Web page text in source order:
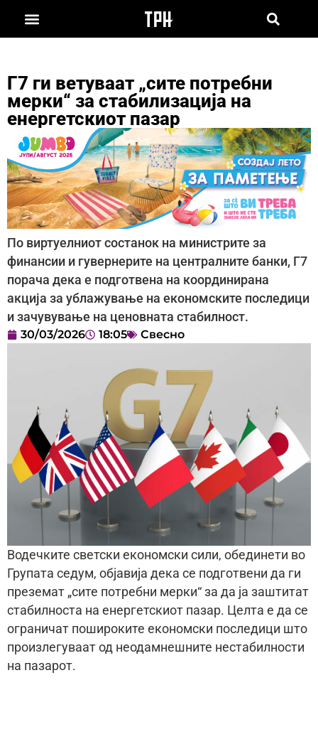
Г7 ги ветуваат „сите потребни
мерки“ за стабилизација на
енергетскиот пазар
По виртуелниот состанок на министрите за
финансии и гувернерите на централните банки, Г7
порача дека е подготвена на координирана
акција за ублажување на економските последици
и зачувување на ценовната стабилност.
30/03/2026 18:05 Свесно
Водечките светски економски сили, обединети во
Групата седум, објавија дека се подготвени да ги
преземат „сите потребни мерки“ за да ја заштитат
стабилноста на енергетскиот пазар. Целта е да се
ограничат пошироките економски последици што
произлегуваат од неодамнешните нестабилности
на пазарот.